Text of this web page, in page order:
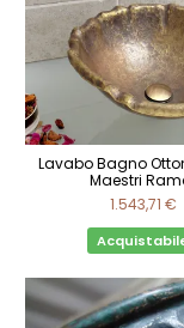
Lavabo Bagno
Maestri
1.543,71 €